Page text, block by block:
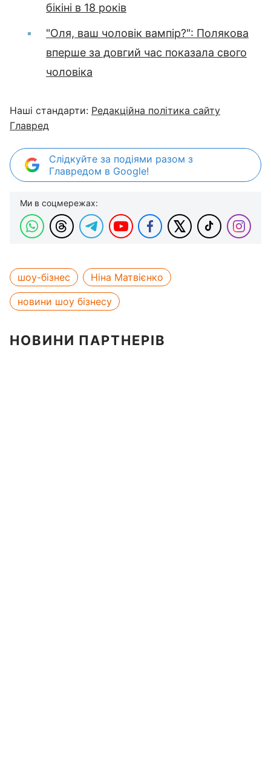
бікіні в 18 років
"Оля, ваш чоловік вампір?": Полякова
вперше за довгий час показала свого
чоловіка
Наші стандарти: Редакційна політика сайту
Главред
Слідкуйте за подіями разом з
Главредом в Google!
Ми в соцмережах:
шоу-бізнес
Ніна Матвієнко
новини шоу бізнесу
НОВИНИ ПАРТНЕРІВ